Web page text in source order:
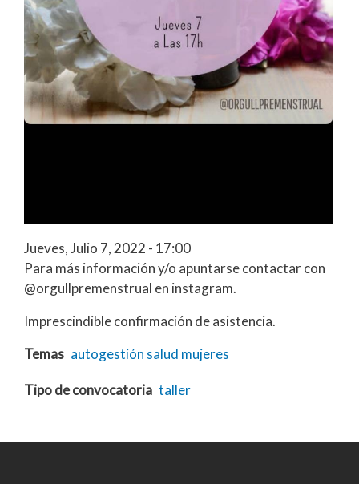
Jueves, Julio 7, 2022 - 17:00
Para más información y/o apuntarse contactar con
@orgullpremenstrual en instagram.
Imprescindible confirmación de asistencia.
Temas autogestión salud mujeres
Tipo de convocatoria taller